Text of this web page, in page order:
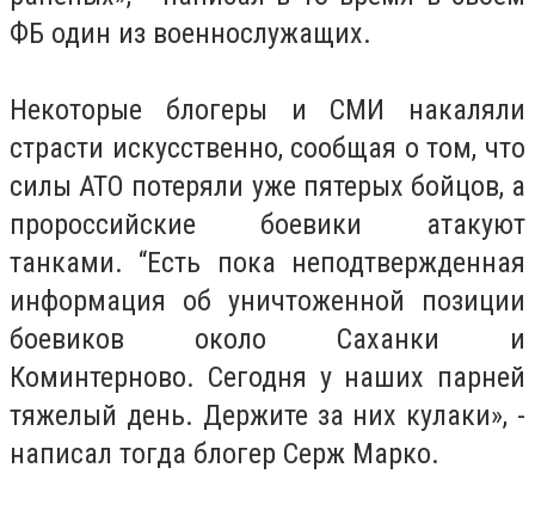
ФБ один из военнослужащих.
Некоторые блогеры и СМИ накаляли
страсти искусственно, сообщая о том, что
силы АТО потеряли уже пятерых бойцов, а
пророссийские боевики атакуют
танками. “Есть пока неподтвержденная
информация об уничтоженной позиции
боевиков около Саханки и
Коминтерново. Сегодня у наших парней
тяжелый день. Держите за них кулаки», -
написал тогда блогер Серж Марко.